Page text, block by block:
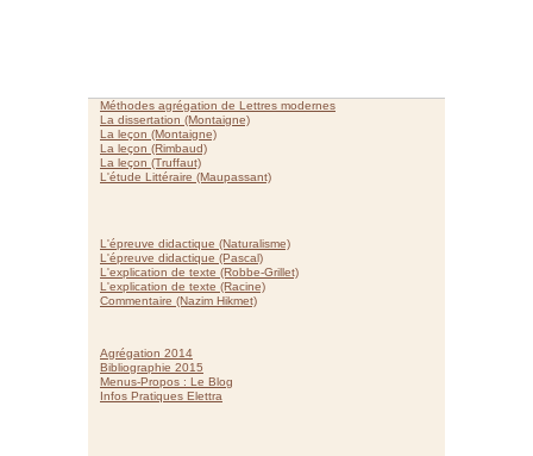
Méthodes agrégation de Lettres modernes
La dissertation (Montaigne)
La leçon (Montaigne)
La leçon (Rimbaud)
La leçon (Truffaut)
L'étude Littéraire (Maupassant)
L'épreuve didactique (Naturalisme)
L'épreuve didactique (Pascal)
L'explication de texte (Robbe-Grillet)
L'explication de texte (Racine)
Commentaire (Nazim Hikmet)
Agrégation 2014
Bibliographie 2015
Menus-Propos : Le Blog
Infos Pratiques Elettra